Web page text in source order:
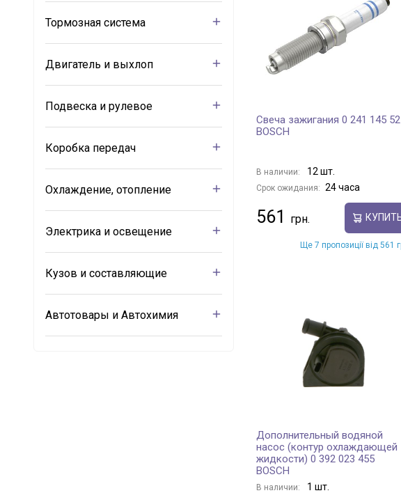
Тормозная система
Двигатель и выхлоп
Подвеска и рулевое
Коробка передач
Охлаждение, отопление
Электрика и освещение
Кузов и составляющие
Автотовары и Автохимия
Свеча зажигания 0 241 145
BOSCH
В наличии: 12 шт.
Срок ожидания: 24 часа
561
Ще 7 пропозиції від 561
Дополнительный водяной
насос (контур охлаждающей
жидкости) 0 392 023 455
BOSCH
В наличии: 1 шт.